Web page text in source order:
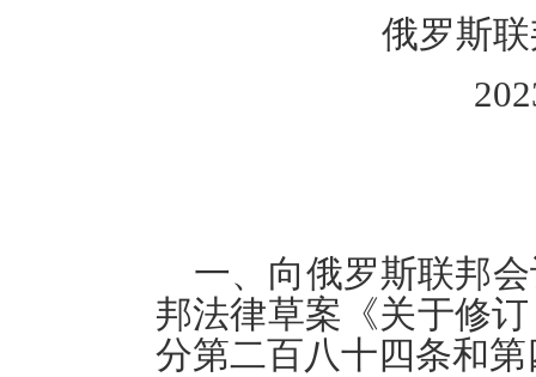
俄罗斯
一、向俄罗斯联邦
邦法律草案《关于修
分第二百八十四条和